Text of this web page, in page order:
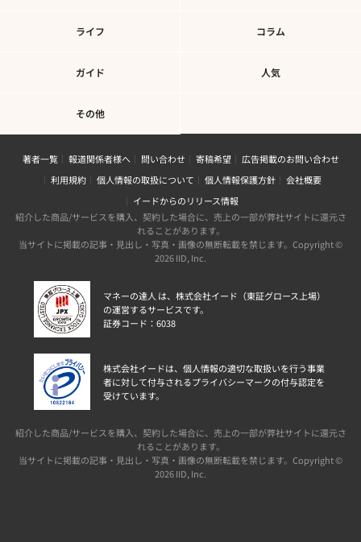
ライフ コラム
ガイド 人気
その他
著者一覧 報道関係者様へ 問い合わせ 寄稿希望
広告掲載のお問い合わせ
利用規約
個人情報の取扱について 個人情報保護方針
会社概要
イードからのリリース情報
紹介した商品/サービスを購入、契約した場合に、売上の一部が弊社サイトに還元さ
れることがあります。
当サイトに掲載の記事・見出し・写真・画像の無断転載を禁じます。Copyright ©
2026 IID, Inc.
マネーの達人 は、株式会社イード（東証グロース上場）
の運営するサービスです。
証券コード：6038
株式会社イードは、個人情報の適切な取扱いを行う事業
者に対して付与されるプライバシーマークの付与認定を
受けています。
紹介した商品/サービスを購入、契約した場合に、売上の一部が弊社サイトに還元さ
れることがあります。
当サイトに掲載の記事・見出し・写真・画像の無断転載を禁じます。Copyright ©
2026 IID, Inc.